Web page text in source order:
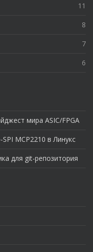
11
8
7
6
мира ASIC/FPGA
MCP2210 в Линукс
для git-репозитория